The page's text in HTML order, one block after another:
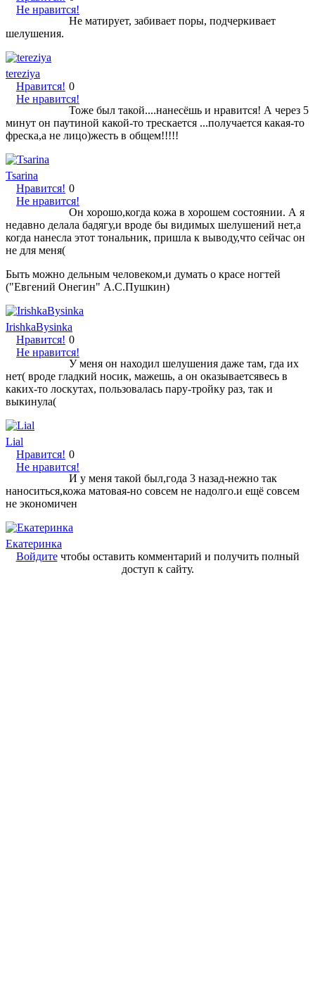
Не нравится!
Не матирует, забивает поры, подчеркивает
шелушения.
tereziya
Нравится!
Не нравится!
0
Тоже был такой....нанесёшь и нравится! А через 5
минут он паутиной какой-то трескается ...получается какая-то
фреска,а не лицо)жесть в общем!!!!!
Tsarina
Нравится!
Не нравится!
0
Он хорошо,когда кожа в хорошем состоянии. А я
недавно делала бадягу,и вроде бы видимых шелушений нет,а
когда нанесла этот тональник, пришла к выводу,что сейчас он
не для меня(
Быть можно дельным человеком,и думать о красе ногтей
("Евгений Онегин" А.С.Пушкин)
IrishkaBysinka
Нравится!
Не нравится!
0
У меня он находил шелушения даже там, гда их
нет( вроде гладкий носик, мажешь, а он оказываетсявесь в
каких-то лоскутах, пользовалась пару-тройку раз, так и
выкинула(
Lial
Нравится!
Не нравится!
0
И у меня такой был,года 3 назад-нежно так
наноситься,кожа матовая-но совсем не надолго.и ещё совсем
не экономичен
Екатеринка
Войдитечтобы оставить комментарий и получить полный
доступ к сайту.